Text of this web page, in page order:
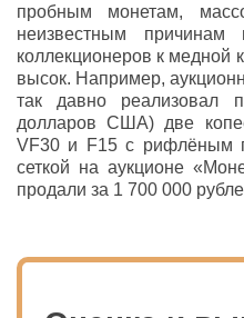
пробным монетам,
неизвестным
коллекционеров к медной
высок. Например,
так давно реализовал
долларов США) две
VF30 и F15 с рифлёным
сеткой на аукционе
продали за 1 700 000